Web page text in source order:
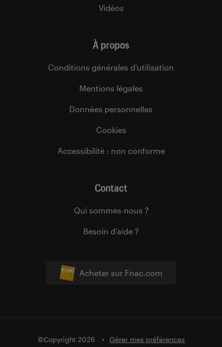
Acheter sur Fnac.com
Vidéos
À propos
Conditions générales d’utilisation
Mentions légales
Données personnelles
Cookies
Accessibilité : non conforme
Contact
Qui sommes-nous ?
Besoin d’aide ?
©Copyright 2026 Gérer mes préférences